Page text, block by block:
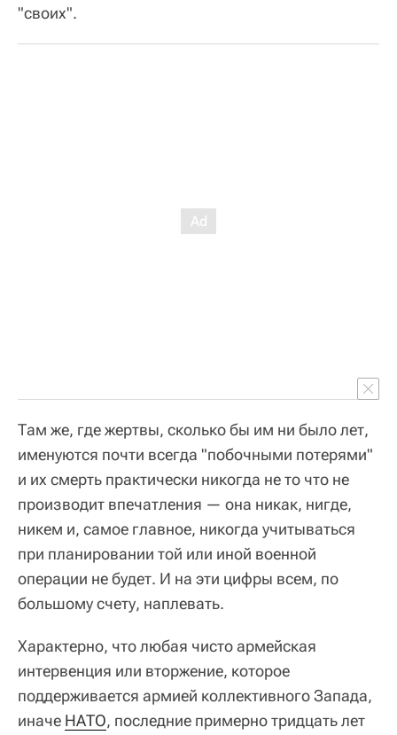
"своих".
Там же, где жертвы, сколько бы им ни было лет,
именуются почти всегда "побочными потерями"
и их смерть практически никогда не то что не
производит впечатления — она никак, нигде,
никем и, самое главное, никогда учитываться
при планировании той или иной военной
операции не будет. И на эти цифры всем, по
большому счету, наплевать.
Характерно, что любая чисто армейская
интервенция или вторжение, которое
поддерживается армией коллективного Запада,
иначе НАТО, последние примерно тридцать лет